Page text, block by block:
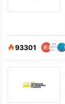
93301